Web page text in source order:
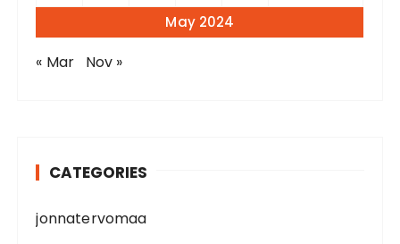
May 2024
« Mar Nov »
CATEGORIES
jonnatervomaa